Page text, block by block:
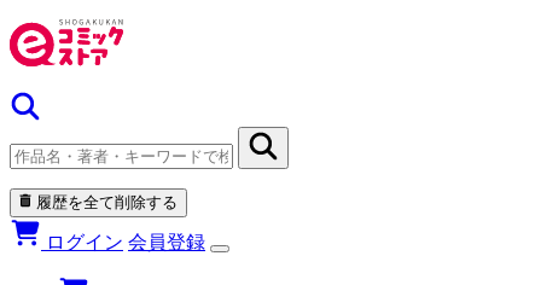
履歴を全て削除する
ログイン 会員登録